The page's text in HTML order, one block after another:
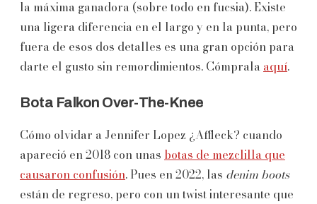
la máxima ganadora (sobre todo en fucsia). Existe
una ligera diferencia en el largo y en la punta, pero
fuera de esos dos detalles es una gran opción para
darte el gusto sin remordimientos. Cómprala aquí.
Bota Falkon Over-The-Knee
Cómo olvidar a Jennifer Lopez ¿Affleck? cuando
apareció en 2018 con unas botas de mezclilla que
causaron confusión. Pues en 2022, las denim boots
están de regreso, pero con un twist interesante que